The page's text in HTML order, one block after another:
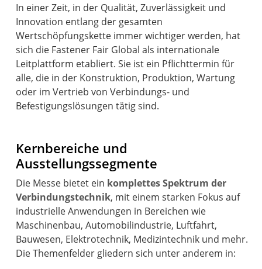
In einer Zeit, in der Qualität, Zuverlässigkeit und
Innovation entlang der gesamten
Wertschöpfungskette immer wichtiger werden, hat
sich die Fastener Fair Global als internationale
Leitplattform etabliert. Sie ist ein Pflichttermin für
alle, die in der Konstruktion, Produktion, Wartung
oder im Vertrieb von Verbindungs- und
Befestigungslösungen tätig sind.
Kernbereiche und
Ausstellungssegmente
Die Messe bietet ein komplettes Spektrum der
Verbindungstechnik, mit einem starken Fokus auf
industrielle Anwendungen in Bereichen wie
Maschinenbau, Automobilindustrie, Luftfahrt,
Bauwesen, Elektrotechnik, Medizintechnik und mehr.